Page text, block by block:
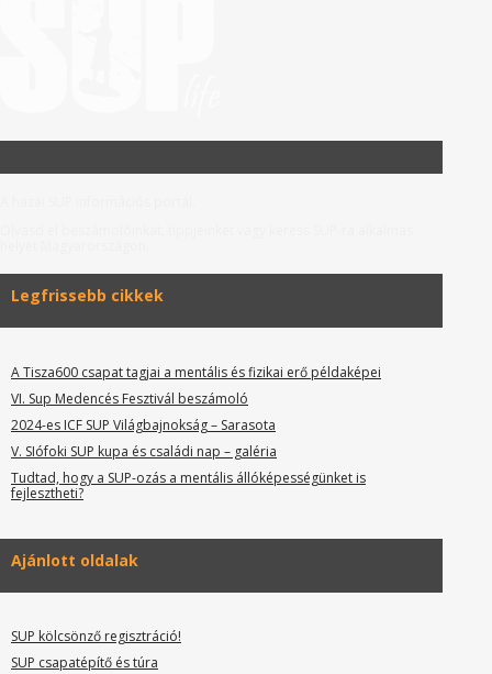
Legfrissebb cikkek
A Tisza600 csapat tagjai a mentális és fizikai erő példaképei
VI. Sup Medencés Fesztivál beszámoló
2024-es ICF SUP Világbajnokság – Sarasota
V. SIófoki SUP kupa és családi nap – galéria
Tudtad, hogy a SUP-ozás a mentális állóképességünket is
fejlesztheti?
Ajánlott oldalak
SUP kölcsönző regisztráció!
SUP csapatépítő és túra